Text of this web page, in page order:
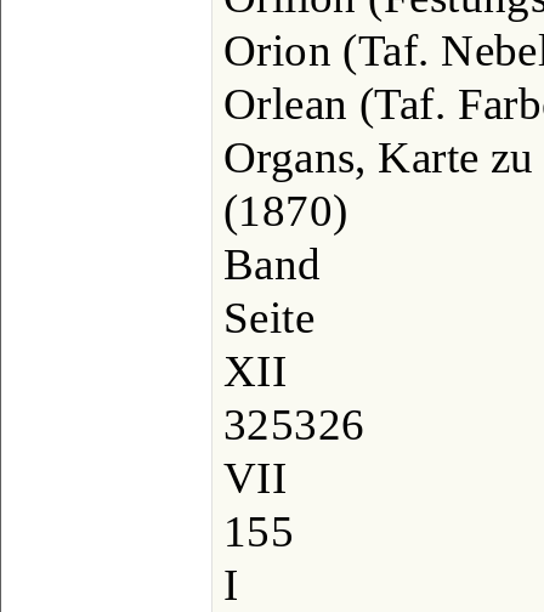
Orion (Taf.
Orlean (Taf.
Organs, Karte
(1870)
Band
Seite
XII
325326
VII
155
I